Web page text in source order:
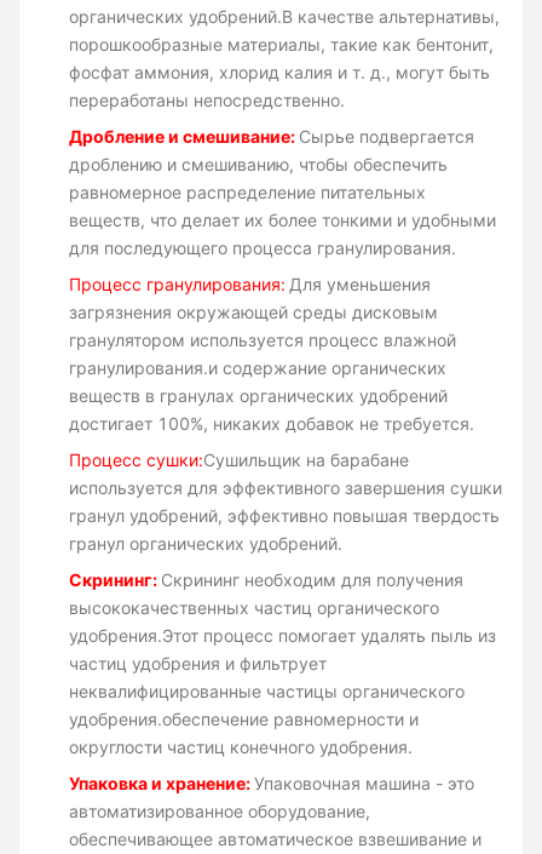
органических удобрений.В качестве альтернативы,
порошкообразные материалы, такие как бентонит,
фосфат аммония, хлорид калия и т. д., могут быть
переработаны непосредственно.
Дробление и смешивание: Сырье подвергается
дроблению и смешиванию, чтобы обеспечить
равномерное распределение питательных
веществ, что делает их более тонкими и удобными
для последующего процесса гранулирования.
Процесс гранулирования: Для уменьшения
загрязнения окружающей среды дисковым
гранулятором используется процесс влажной
гранулирования.и содержание органических
веществ в гранулах органических удобрений
достигает 100%, никаких добавок не требуется.
Процесс сушки:Сушильщик на барабане
используется для эффективного завершения сушки
гранул удобрений, эффективно повышая твердость
гранул органических удобрений.
Скрининг: Скрининг необходим для получения
высококачественных частиц органического
удобрения.Этот процесс помогает удалять пыль из
частиц удобрения и фильтрует
неквалифицированные частицы органического
удобрения.обеспечение равномерности и
округлости частиц конечного удобрения.
Упаковка и хранение:Упаковочная машина - это
автоматизированное оборудование,
обеспечивающее автоматическое взвешивание и